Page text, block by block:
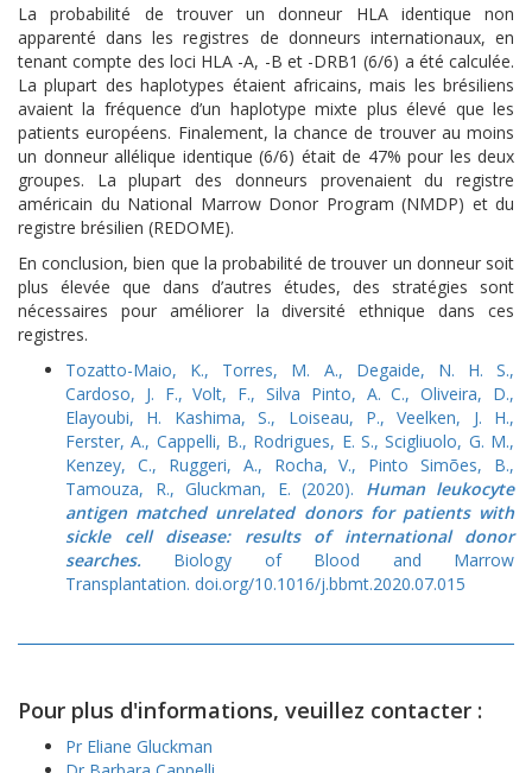
La probabilité de trouver un donneur HLA identique non
apparenté dans les registres de donneurs internationaux, en
tenant compte des loci HLA -A, -B et -DRB1 (6/6) a été calculée.
La plupart des haplotypes étaient africains, mais les brésiliens
avaient la fréquence d’un haplotype mixte plus élevé que les
patients européens. Finalement, la chance de trouver au moins
un donneur allélique identique (6/6) était de 47% pour les deux
groupes. La plupart des donneurs provenaient du registre
américain du National Marrow Donor Program (NMDP) et du
registre brésilien (REDOME).
En conclusion, bien que la probabilité de trouver un donneur soit
plus élevée que dans d’autres études, des stratégies sont
nécessaires pour améliorer la diversité ethnique dans ces
registres.
Tozatto-Maio, K., Torres, M. A., Degaide, N. H. S.,
Cardoso, J. F., Volt, F., Silva Pinto, A. C., Oliveira, D.,
Elayoubi, H. Kashima, S., Loiseau, P., Veelken, J. H.,
Ferster, A., Cappelli, B., Rodrigues, E. S., Scigliuolo, G. M.,
Kenzey, C., Ruggeri, A., Rocha, V., Pinto Simões, B.,
Tamouza, R., Gluckman, E. (2020). Human leukocyte
antigen matched unrelated donors for patients with
sickle cell disease: results of international donor
searches. Biology of Blood and Marrow
Transplantation. doi.org/10.1016/j.bbmt.2020.07.015
Pour plus d'informations, veuillez contacter :
Pr Eliane Gluckman